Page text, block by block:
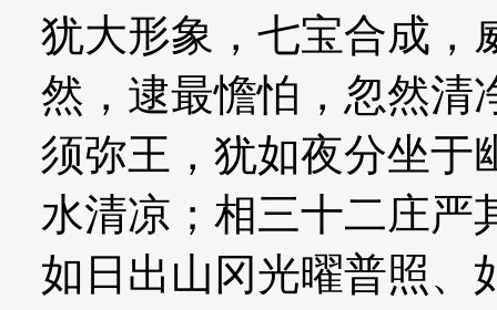
犹大形象，七宝合成，
然，逮最憺怕，忽然清
须弥王，犹如夜分坐于
水清凉；相三十二庄严
如日出山冈光曜普照、